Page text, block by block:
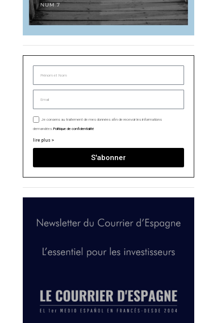
Je consens au traitement de mes données afin de recevoir les informations
demandées.Politique de confidentialité
lire plus >
S'abonner